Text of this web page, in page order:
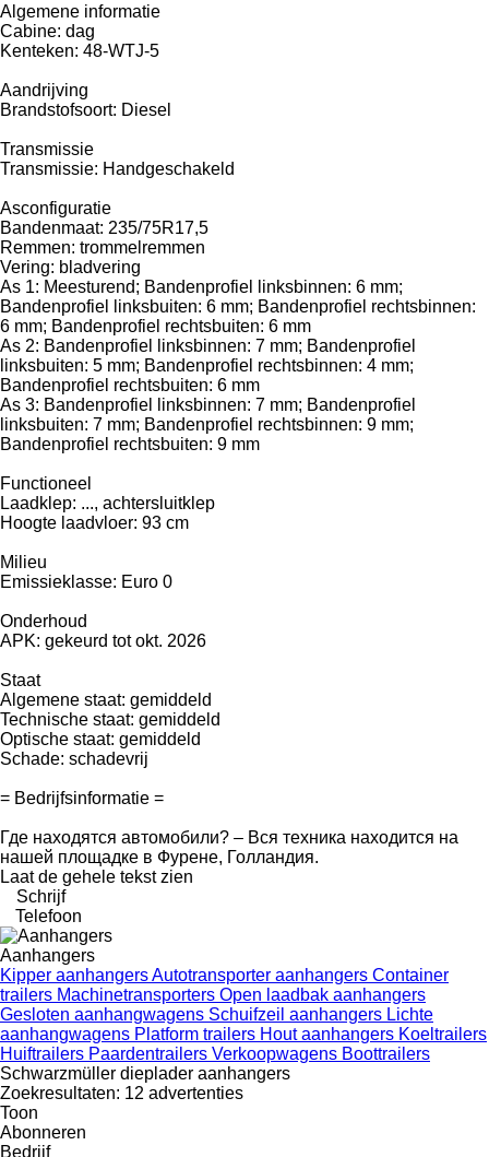
Algemene informatie
Cabine: dag
Kenteken: 48-WTJ-5
Aandrijving
Brandstofsoort: Diesel
Transmissie
Transmissie: Handgeschakeld
Asconfiguratie
Bandenmaat: 235/75R17,5
Remmen: trommelremmen
Vering: bladvering
As 1: Meesturend; Bandenprofiel linksbinnen: 6 mm;
Bandenprofiel linksbuiten: 6 mm; Bandenprofiel rechtsbinnen:
6 mm; Bandenprofiel rechtsbuiten: 6 mm
As 2: Bandenprofiel linksbinnen: 7 mm; Bandenprofiel
linksbuiten: 5 mm; Bandenprofiel rechtsbinnen: 4 mm;
Bandenprofiel rechtsbuiten: 6 mm
As 3: Bandenprofiel linksbinnen: 7 mm; Bandenprofiel
linksbuiten: 7 mm; Bandenprofiel rechtsbinnen: 9 mm;
Bandenprofiel rechtsbuiten: 9 mm
Functioneel
Laadklep: ..., achtersluitklep
Hoogte laadvloer: 93 cm
Milieu
Emissieklasse: Euro 0
Onderhoud
APK: gekeurd tot okt. 2026
Staat
Algemene staat: gemiddeld
Technische staat: gemiddeld
Optische staat: gemiddeld
Schade: schadevrij
= Bedrijfsinformatie =
Где находятся автомобили? – Вся техника находится на
нашей площадке в Фурене, Голландия.
Laat de gehele tekst zien
Schrijf
Telefoon
Aanhangers
Kipper aanhangersAutotransporter aanhangers Container
trailers Machinetransporters Open laadbak aanhangers
Gesloten aanhangwagens Schuifzeil aanhangers Lichte
aanhangwagens Platform trailers Hout aanhangers Koeltrailers
Huiftrailers Paardentrailers Verkoopwagens Boottrailers
Schwarzmüller dieplader aanhangers
Zoekresultaten: 12 advertenties
Toon
Abonneren
Bedrijf